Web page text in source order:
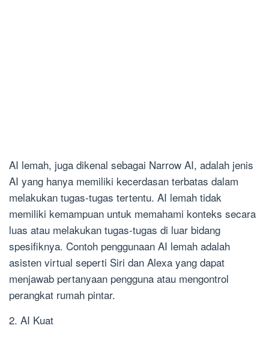
AI lemah, juga dikenal sebagai Narrow AI, adalah jenis
AI yang hanya memiliki kecerdasan terbatas dalam
melakukan tugas-tugas tertentu. AI lemah tidak
memiliki kemampuan untuk memahami konteks secara
luas atau melakukan tugas-tugas di luar bidang
spesifiknya. Contoh penggunaan AI lemah adalah
asisten virtual seperti Siri dan Alexa yang dapat
menjawab pertanyaan pengguna atau mengontrol
perangkat rumah pintar.
2. AI Kuat